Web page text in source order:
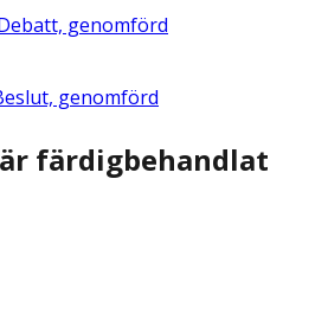
genomförd
genomförd
färdigbehandlat